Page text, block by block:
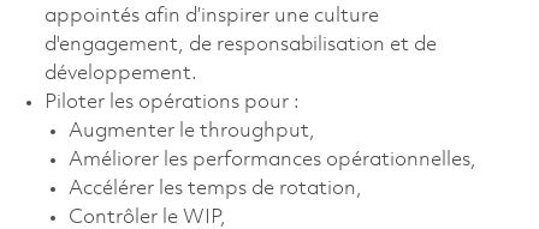
appointés afin d’inspirer une culture
d'engagement, de responsabilisation et de
développement.
Piloter les opérations pour :
Augmenter le throughput,
Améliorer les performances opérationnelles,
Accélérer les temps de rotation,
Contrôler le WIP,